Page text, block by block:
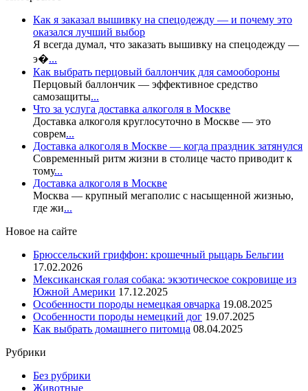
Как я заказал вышивку на спецодежду — и почему это
оказался лучший выбор
Я всегда думал, что заказать вышивку на спецодежду —
э�...
Как выбрать перцовый баллончик для самообороны
Перцовый баллончик — эффективное средство
самозащиты...
Что за услуга доставка алкоголя в Москве
Доставка алкоголя круглосуточно в Москве — это
соврем...
Доставка алкоголя в Москве — когда праздник затянулся
Современный ритм жизни в столице часто приводит к
тому...
Доставка алкоголя в Москве
Москва — крупный мегаполис с насыщенной жизнью,
где жи...
Новое на сайте
Брюссельский гриффон: крошечный рыцарь Бельгии
17.02.2026
Мексиканская голая собака: экзотическое сокровище из
Южной Америки 17.12.2025
Особенности породы немецкая овчарка 19.08.2025
Особенности породы немецкий дог 19.07.2025
Как выбрать домашнего питомца 08.04.2025
Рубрики
Без рубрики
Животные